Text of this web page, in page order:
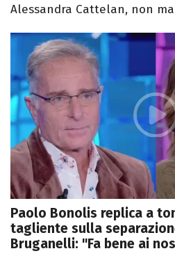
Alessandra Cattelan, non
Paolo Bonolis replica a
tagliente sulla
Bruganelli: "Fa bene ai